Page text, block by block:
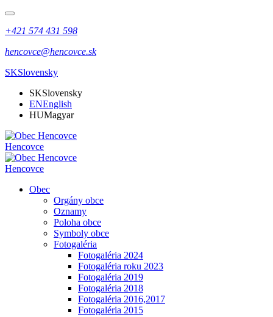
+421 574 431 598
hencovce@hencovce.sk
SKSlovensky
SKSlovensky
ENEnglish
HUMagyar
Hencovce
Hencovce
Obec
Orgány obce
Oznamy
Poloha obce
Symboly obce
Fotogaléria
Fotogaléria 2024
Fotogaléria roku 2023
Fotogaléria 2019
Fotogaléria 2018
Fotogaléria 2016,2017
Fotogaléria 2015